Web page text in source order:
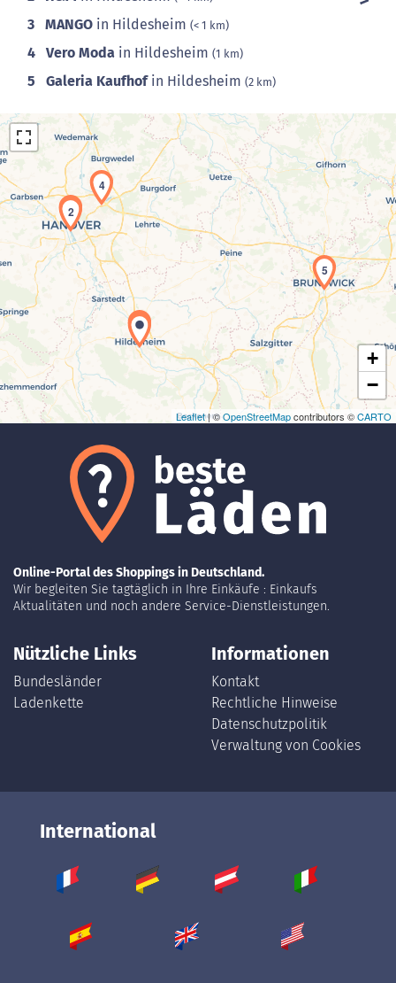
3 MANGO in Hildesheim (< 1 km)
4 Vero Moda in Hildesheim (1 km)
5 Galeria Kaufhofin Hildesheim (2 km)
Laden der Karte...
1
2
3
4
5
+
−
Leaflet| ©OpenStreetMapcontributors ©CARTO
Online-Portal des Shoppings in Deutschland.
Wir begleiten Sie tagtäglich in Ihre Einkäufe : Einkaufs
Aktualitäten und noch andere Service-Dienstleistungen.
Nützliche Links
Bundesländer
Ladenkette
Informationen
Kontakt
Rechtliche Hinweise
Datenschutzpolitik
Verwaltung von Cookies
International